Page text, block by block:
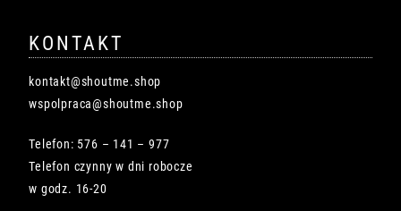
KONTAKT
kontakt@shoutme.shop
wspolpraca@shoutme.shop
Telefon: 576 – 141 – 977
Telefon czynny w dni robocze
w godz. 16-20